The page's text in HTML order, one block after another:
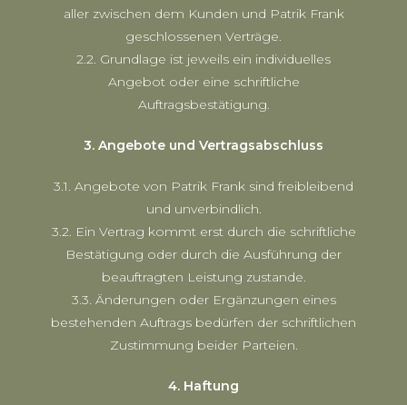
aller zwischen dem Kunden und Patrik Frank
geschlossenen Verträge.
2.2. Grundlage ist jeweils ein individuelles
Angebot oder eine schriftliche
Auftragsbestätigung.
3. Angebote und Vertragsabschluss
3.1. Angebote von Patrik Frank sind freibleibend
und unverbindlich.
3.2. Ein Vertrag kommt erst durch die schriftliche
Bestätigung oder durch die Ausführung der
beauftragten Leistung zustande.
3.3. Änderungen oder Ergänzungen eines
bestehenden Auftrags bedürfen der schriftlichen
Zustimmung beider Parteien.
4. Haftung